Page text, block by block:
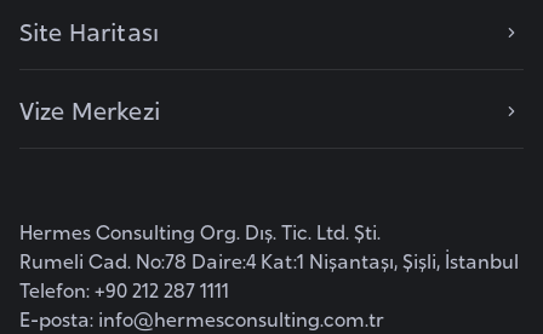
Site Haritası
Vize Merkezi
Hermes Consulting Org. Dış. Tic. Ltd. Şti.
Rumeli Cad. No:78 Daire:4 Kat:1 Nişantaşı, Şişli, İstanbul
Telefon: +90 212 287 1111
E-posta: info@hermesconsulting.com.tr
r
C
t
i